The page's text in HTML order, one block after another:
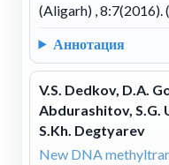
(Aligarh) , 8:7(2016).
Аннотация
V.S. Dedkov, D.A.
Abdurashitov, S.G.
S.Kh. Degtyarev
New DNA